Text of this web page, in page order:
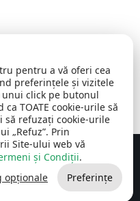
rezervate
Publice SRL
pentru a vă oferi cea
preferințele și vizitele
click pe butonul
TOATE cookie-urile să
să refuzați cookie-urile
„Refuz”. Prin
Site-ului web vă
și Condiții.
opționale Preferințe